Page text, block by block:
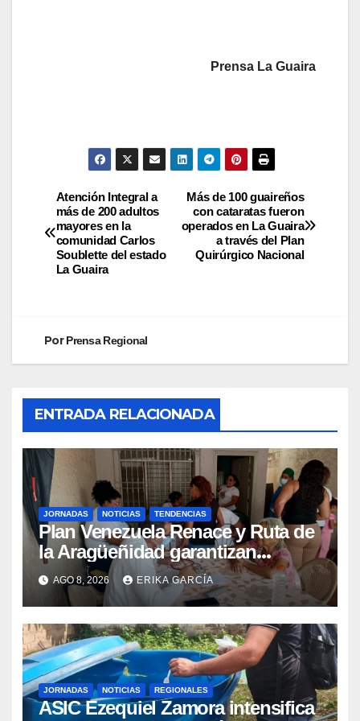
Prensa La Guaira
Más de 100 guaireños
con cataratas fueron
operados en La Guaira
a través del Plan
Quirúrgico Nacional
Atención Integral a
más de 200 adultos
mayores en la
comunidad Carlos
Soublette del estado
La Guaira
PorPrensa Regional
ENTRADA RELACIONADA
JORNADAS NOTICIAS TENDENCIAS
Plan Venezuela Renace y Ruta de
la Aragüeñidad garantizan
atención médica integral en
Aragua
AGO 8, 2026 ERIKA GARCÍA
JORNADAS NOTICIAS REGIONALES
ASIC Ezequiel Zamora intensifica